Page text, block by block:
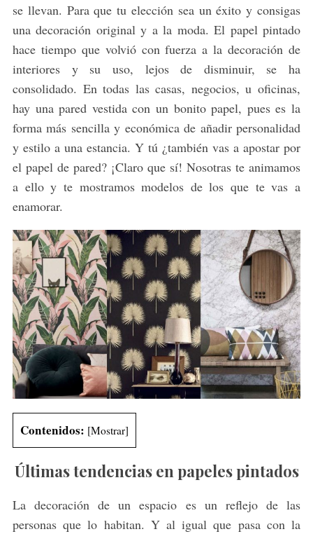
se llevan. Para que tu elección sea un éxito y consigas
una decoración original y a la moda. El papel pintado
hace tiempo que volvió con fuerza a la decoración de
interiores y su uso, lejos de disminuir, se ha
consolidado. En todas las casas, negocios, u oficinas,
hay una pared vestida con un bonito papel, pues es la
forma más sencilla y económica de añadir personalidad
y estilo a una estancia. Y tú ¿también vas a apostar por
el papel de pared? ¡Claro que sí! Nosotras te animamos
a ello y te mostramos modelos de los que te vas a
enamorar.
Contenidos: [Mostrar]
Últimas tendencias en papeles pintados
La decoración de un espacio es un reflejo de las
personas que lo habitan. Y al igual que pasa con la